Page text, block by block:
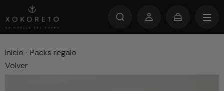
Inicio · Packs regalo
Volver